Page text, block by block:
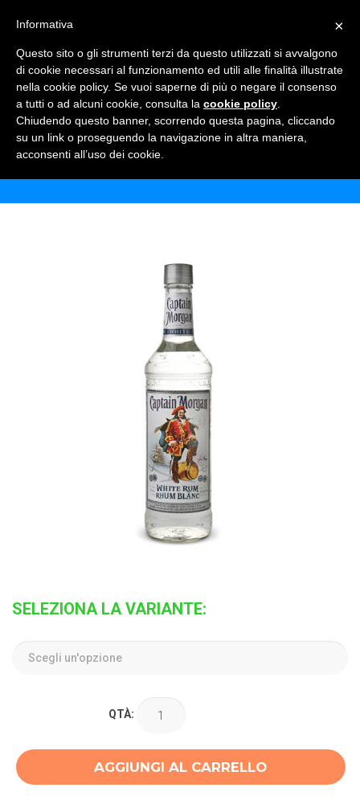
RUM CAPTAIN MORGAN WHITE
Home Shop Alcolici
SELEZIONA LA VARIANTE:
QTÀ:
AGGIUNGI AL CARRELLO
×
Informativa
Questo sito o gli strumenti terzi da questo utilizzati si avvalgono
di cookie necessari al funzionamento ed utili alle finalità illustrate
nella cookie policy. Se vuoi saperne di più o negare il consenso
a tutti o ad alcuni cookie, consulta la cookie policy
Chiudendo questo banner, scorrendo questa pagina, cliccando
su un link o proseguendo la navigazione in altra maniera,
acconsenti all’uso dei cookie.